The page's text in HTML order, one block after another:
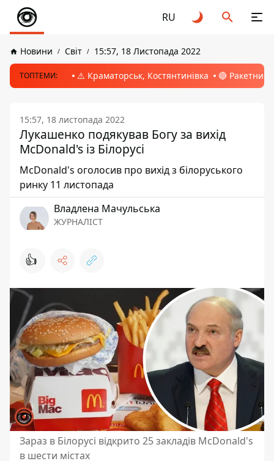
RU
Новини Світ 15:57, 18 Листопада 2022
ТОПТЕМИ: ⚠️ Краматорськ, Костянтинівка 🔴 Ракетний
15:57, 18 листопада 2022
Лукашенко подякував Богу за вихід
McDonald's із Білорусі
McDonald's оголосив про вихід з білоруського
ринку 11 листопада
Владлена Мачульська
ЖУРНАЛІСТ
👍
Зараз в Білорусі відкрито 25 закладів McDonald's
в шести містах